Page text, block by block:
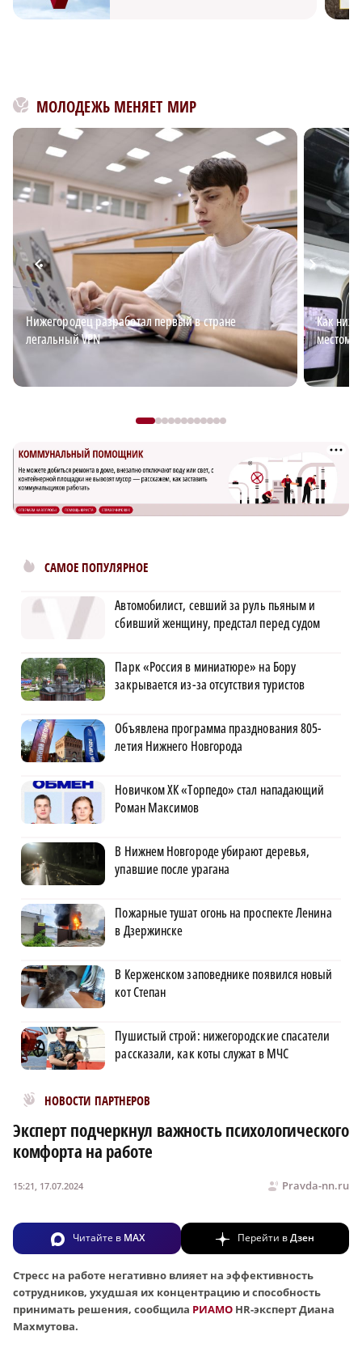
МОЛОДЕЖЬ МЕНЯЕТ МИР
Нижегородец разработал первый в стране
легальный VPN
Как
местом
САМОЕ ПОПУЛЯРНОЕ
Автомобилист, севший за руль пьяным и
сбивший женщину, предстал перед судом
Парк «Россия в миниатюре» на Бору
закрывается из-за отсутствия туристов
Объявлена программа празднования 805-
летия Нижнего Новгорода
Новичком ХК «Торпедо» стал нападающий
Роман Максимов
В Нижнем Новгороде убирают деревья,
упавшие после урагана
Пожарные тушат огонь на проспекте Ленина
в Дзержинске
В Керженском заповеднике появился новый
кот Степан
Пушистый строй: нижегородские спасатели
рассказали, как коты служат в МЧС
НОВОСТИ ПАРТНЕРОВ
Новости МирТесен
Эксперт подчеркнул важность психологического
комфорта на работе
Pravda-nn.ru
15:21, 17.07.2024
Читайте в MAX Перейти вДзен
Стресс на работе негативно влияет на эффективность
сотрудников, ухудшая их концентрацию и способность
принимать решения, сообщила РИАМО HR-эксперт Диана
Махмутова.